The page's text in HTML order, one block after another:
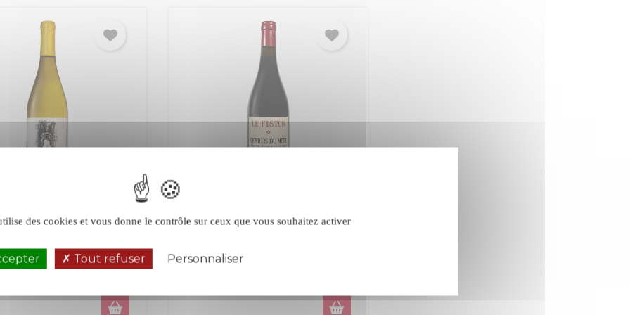
Catalanes
Roussillon
2024
Roussillon
des cookies et vous donne le contrôle sur ceux que vous souhaitez activer
Tout refuser Personnaliser